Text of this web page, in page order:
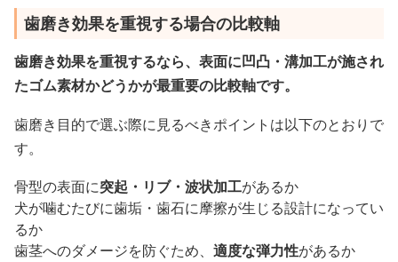
歯磨き効果を重視する場合の比較軸
歯磨き効果を重視するなら、表面に凹凸・溝加工が施され
たゴム素材かどうかが最重要の比較軸です。
歯磨き目的で選ぶ際に見るべきポイントは以下のとおりで
す。
骨型の表面に突起・リブ・波状加工があるか
犬が噛むたびに歯垢・歯石に摩擦が生じる設計になってい
るか
歯茎へのダメージを防ぐため、 適度な弾力性があるか